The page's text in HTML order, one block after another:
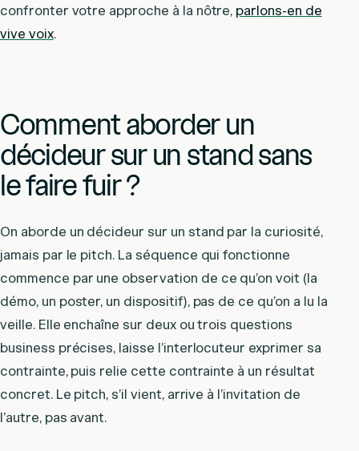
confronter votre approche à la nôtre, parlons-en de
vive voix.
Comment aborder un
décideur sur un stand sans
le faire fuir ?
On aborde un décideur sur un stand par la curiosité,
jamais par le pitch. La séquence qui fonctionne
commence par une observation de ce qu’on voit (la
démo, un poster, un dispositif), pas de ce qu’on a lu la
veille. Elle enchaîne sur deux ou trois questions
business précises, laisse l’interlocuteur exprimer sa
contrainte, puis relie cette contrainte à un résultat
concret. Le pitch, s’il vient, arrive à l’invitation de
l’autre, pas avant.